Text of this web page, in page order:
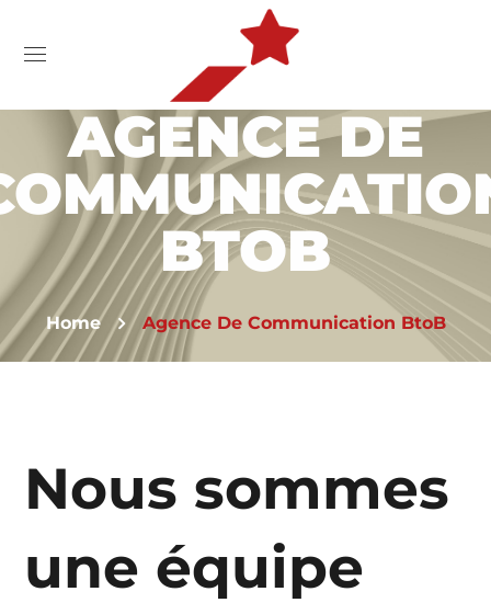
AGENCE DE
BTOB
Home Agence De Communication BtoB
Nous sommes
une équipe